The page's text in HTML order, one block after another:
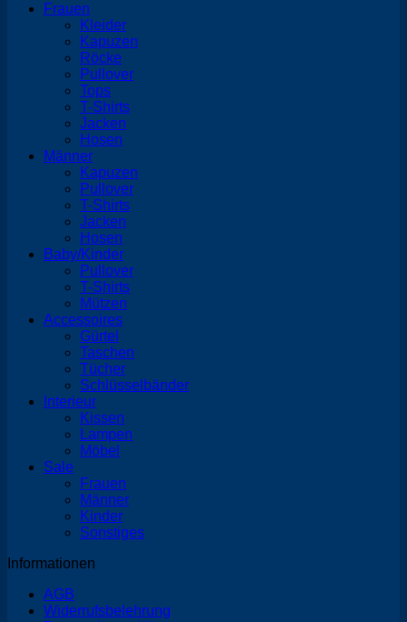
Frauen
Kleider
Kapuzen
Röcke
Pullover
Tops
T-Shirts
Jacken
Hosen
Männer
Kapuzen
Pullover
T-Shirts
Jacken
Hosen
Baby/Kinder
Pullover
T-Shirts
Mützen
Accessoires
Gürtel
Taschen
Tücher
Schlüsselbänder
Interieur
Kissen
Lampen
Möbel
Sale
Frauen
Männer
Kinder
Sonstiges
Informationen
AGB
Widerrufsbelehrung